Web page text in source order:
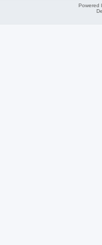
Powered